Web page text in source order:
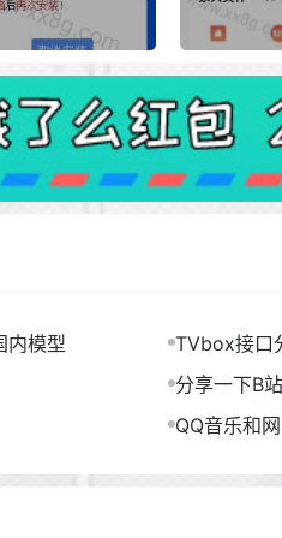
内模型
TVbox接口
分享一下B
QQ音乐和